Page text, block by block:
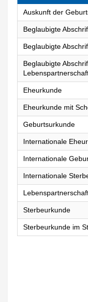
Auskunft der
Beglaubigte
Beglaubigte
Beglaubigte
Eheurkunde
Eheurkunde mit
Geburtsurkunde
Internationale
Internationale
Internationale
Sterbeurkunde
Sterbeurkunde im